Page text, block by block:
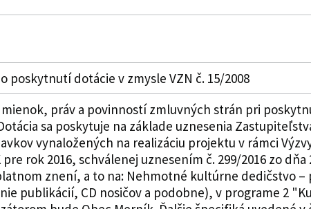
poskytnutí dotácie v zmysle VZN č. 15/2008
práv a povinností zmluvných strán pri
sa poskytuje na základe uznesenia
vynaložených na realizáciu projektu v rámci
rok 2016, schválenej uznesením č. 299/2016 zo
platnom znení, a to na: Nehmotné kultúrne dedičstvo
publikácií, CD nosičov a podobne), v programe 2